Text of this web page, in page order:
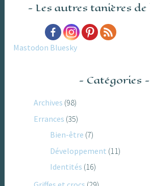
Les autres tanières
Mastodon Bluesky
Catégories
Archives (98)
Errances (35)
Bien-être (7)
Développement (11)
Identités (16)